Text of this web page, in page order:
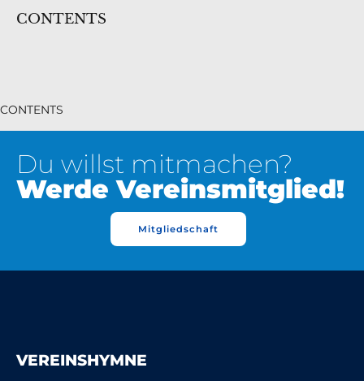
CONTENTS
CONTENTS
Du willst mitmachen?
Werde Vereinsmitglied!
Mitgliedschaft
VEREINSHYMNE